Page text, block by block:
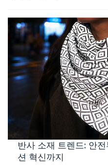
반사 소재 트렌드: 안전
션 혁신까지